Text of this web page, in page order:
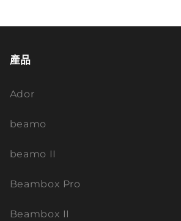
產品
Ador
beamo
beamo II
Beambox Pro
Beambox II